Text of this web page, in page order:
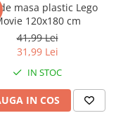
masa plastic Lego
120x180 cm
41,99 Lei
31,99 Lei
IN STOC
IN COS